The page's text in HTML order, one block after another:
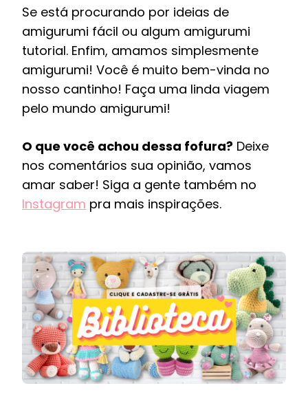
Se está procurando por ideias de
amigurumi fácil ou algum amigurumi
tutorial. Enfim, amamos simplesmente
amigurumi! Você é muito bem-vinda no
nosso cantinho! Faça uma linda viagem
pelo mundo amigurumi!
O que você achou dessa fofura? Deixe
nos comentários sua opinião, vamos
amar saber! Siga a gente também no
Instagram pra mais inspirações.